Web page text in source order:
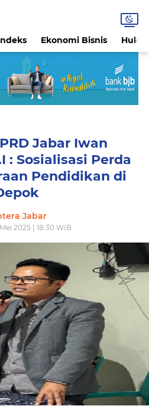
Ekonomi Bisnis
Jabar Iwan
: Sosialisasi Perda
Pendidikan di
Jabar
2025 | 18:30 WIB